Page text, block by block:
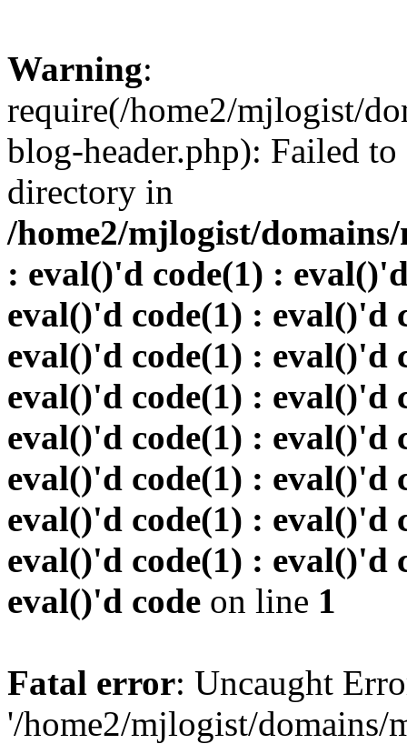
Warning:
require(/home2/mjlogist/
blog-header.php): Failed
directory in
/home2/mjlogist/
: eval()'d code(1) :
eval()'d code(1) : eval()'d
eval()'d code(1) : eval()'d
eval()'d code(1) : eval()'d
eval()'d code(1) : eval()'d
eval()'d code(1) : eval()'d
eval()'d code(1) : eval()'d
eval()'d code(1) : eval()'d
eval()'d code on line 1
Fatal error: Uncaught
'/home2/mjlogist/